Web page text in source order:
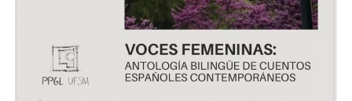
Gabinete de Segurança Institucional
Advocacia-Geral da União